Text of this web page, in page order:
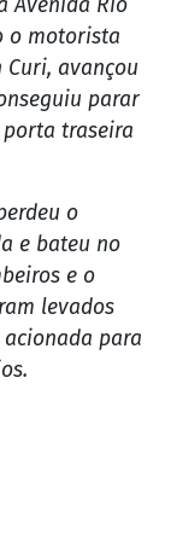
Avenida Rio
o motorista
avançou
parar
traseira
o
e bateu no
e o
levados
acionada para